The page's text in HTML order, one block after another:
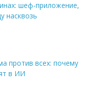
шеф-приложение,
насквозь
против всех: почему
в ИИ